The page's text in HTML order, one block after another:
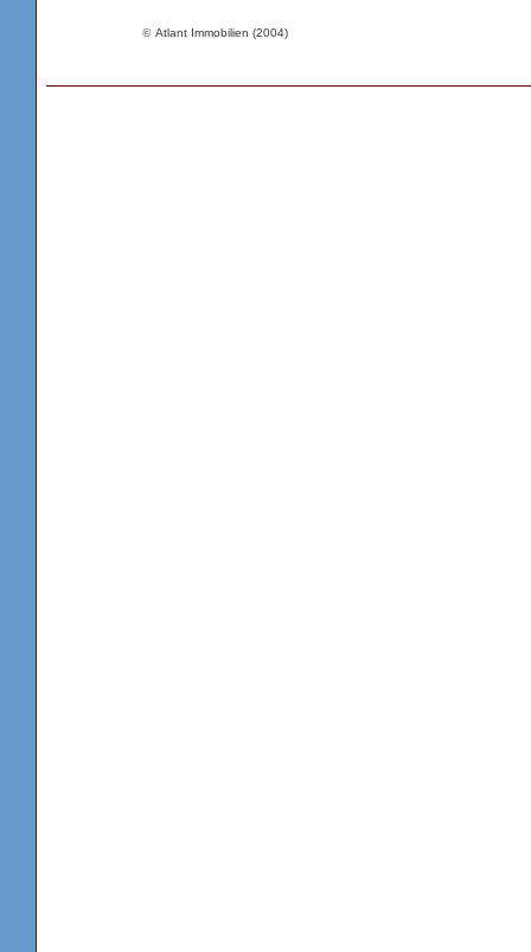
© Atlant Immobilien (2004)